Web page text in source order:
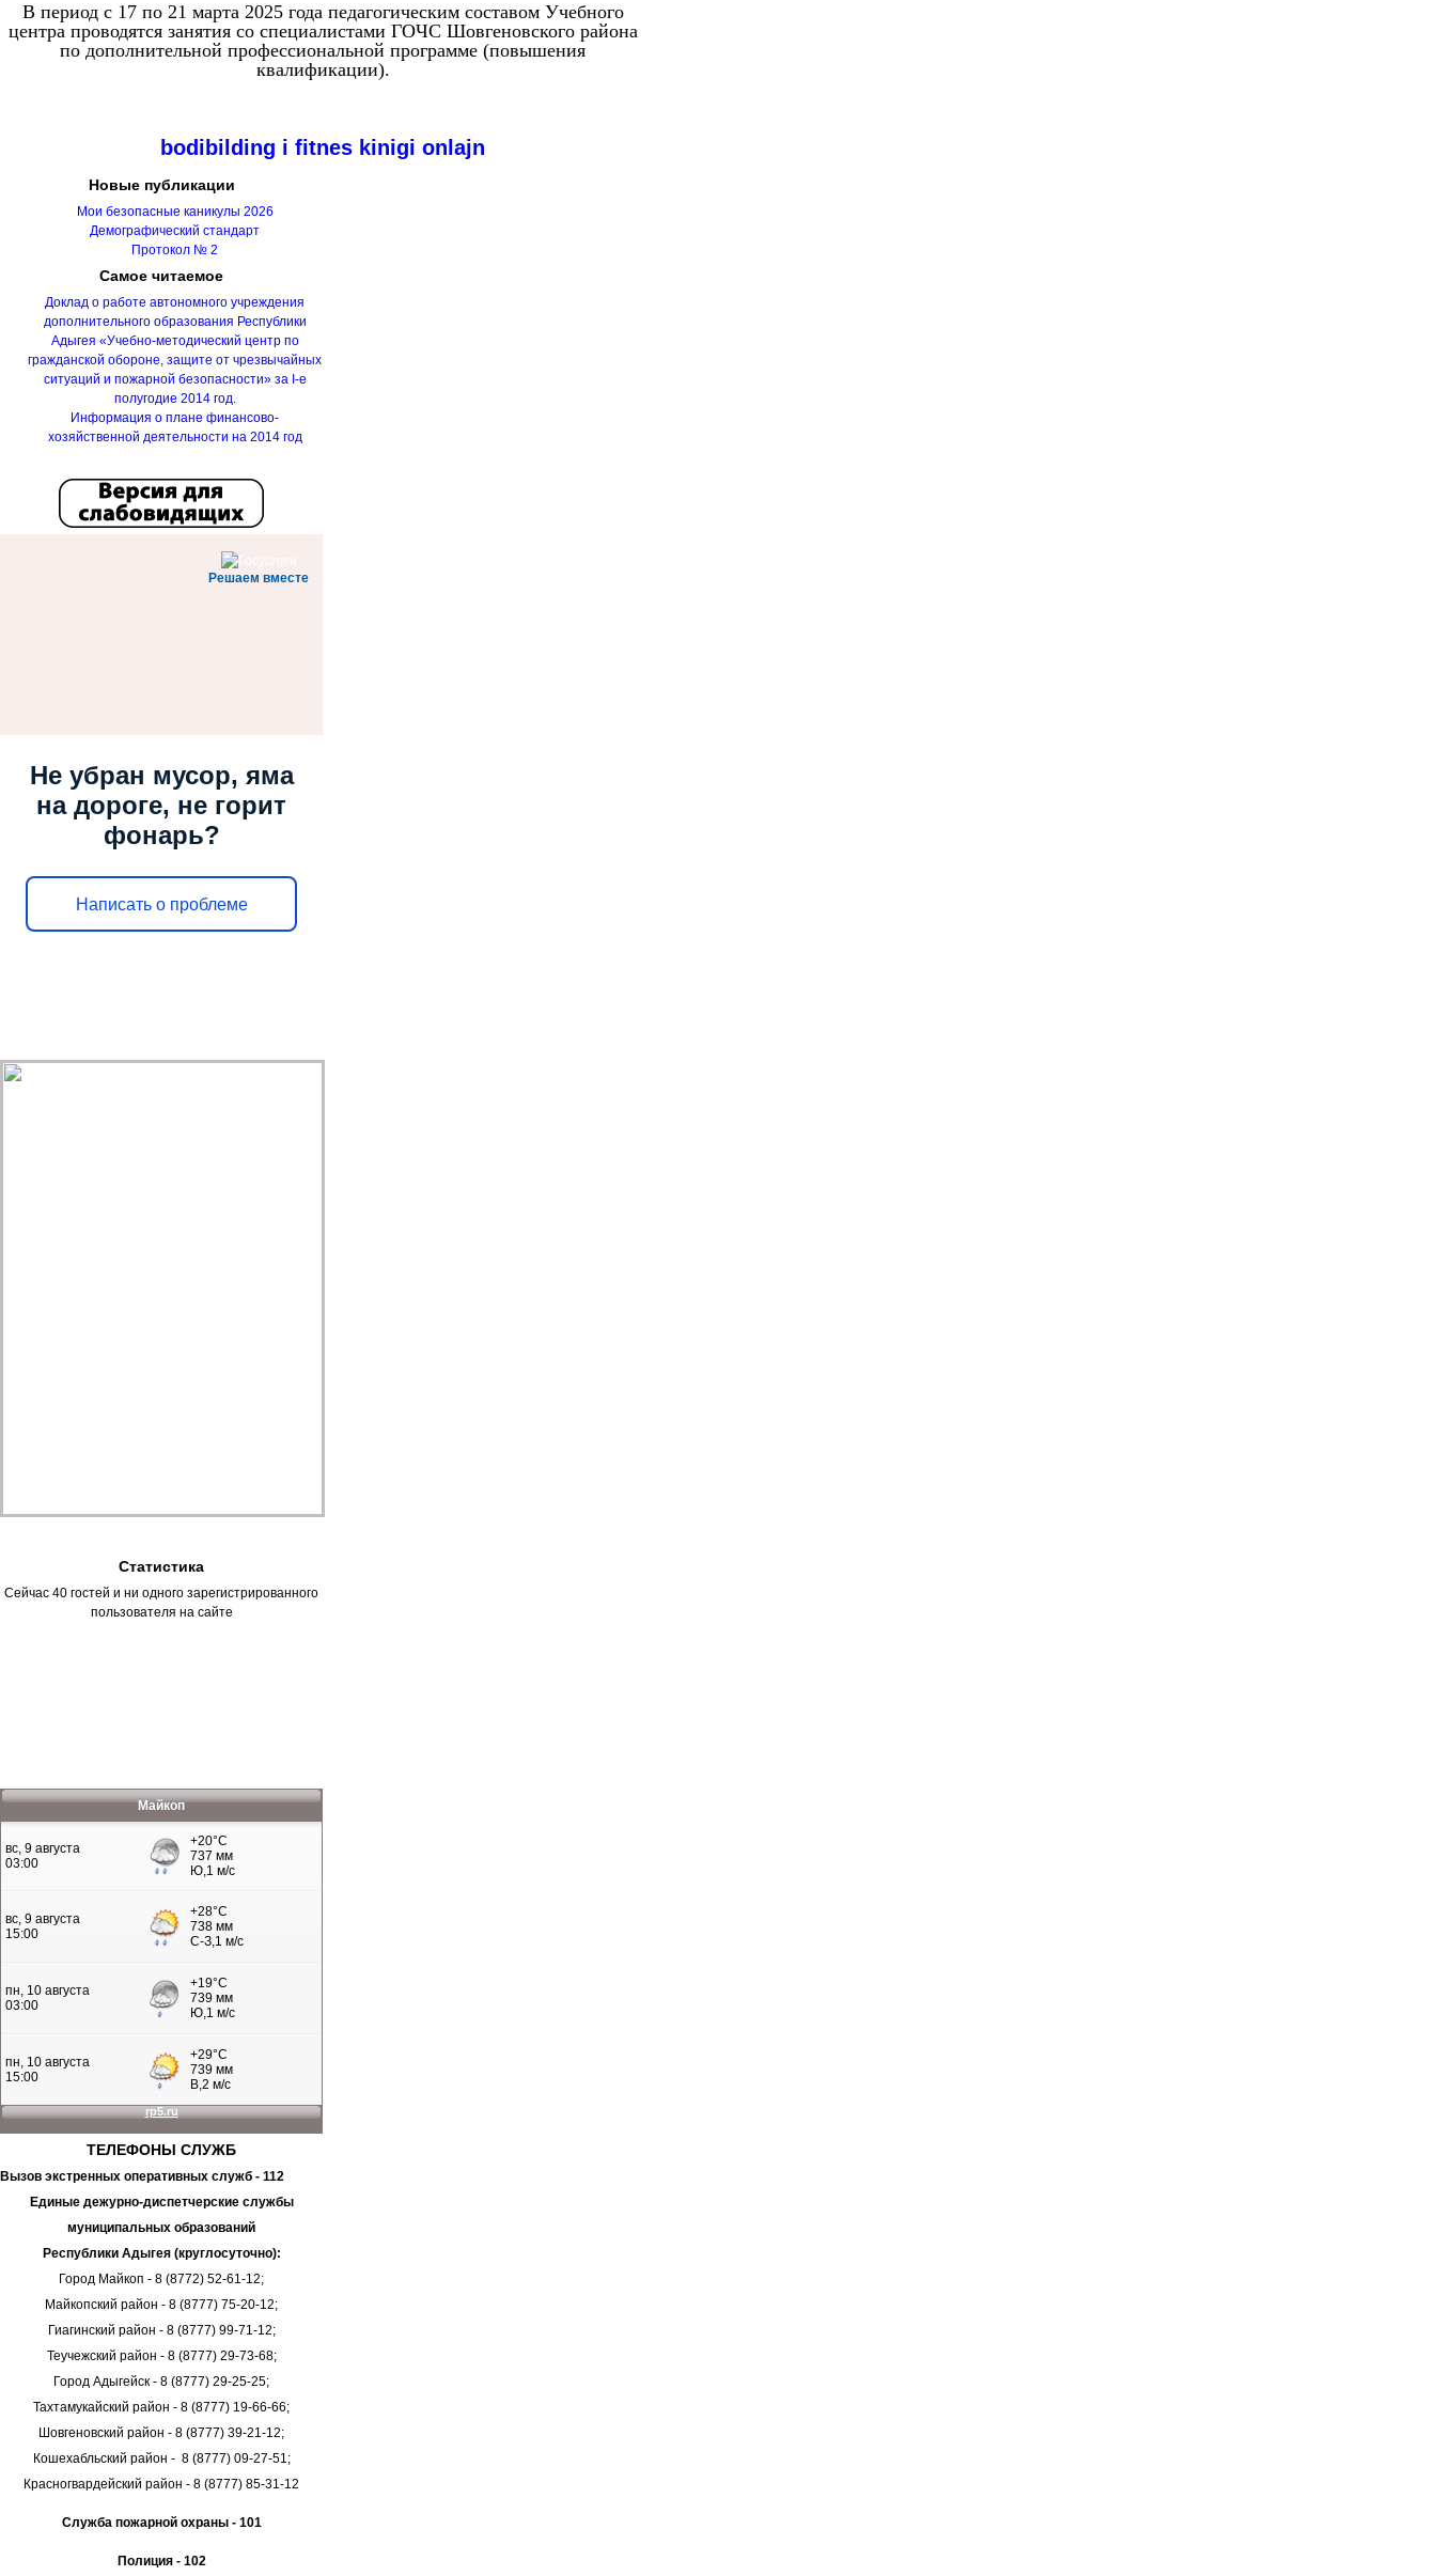
В период с 17 по 21 марта 2025 года педагогическим составом Учебного
центра проводятся занятия со специалистами ГОЧС Шовгеновского района
по дополнительной профессиональной программе (повышения
квалификации).
bodibilding i fitnes kinigi onlajn
Новыепубликации
Мои безопасные каникулы 2026
Демографический стандарт
Протокол № 2
Самое читаемое
Доклад о работе автономного учреждения
дополнительного образования Республики
Адыгея «Учебно-методический центр по
гражданской обороне, защите от чрезвычайных
ситуаций и пожарной безопасности» за I-е
полугодие 2014 год.
Информация о плане финансово-
хозяйственной деятельности на 2014 год
Решаем вместе
Не убран мусор, яма
на дороге, не горит
фонарь?
Написать о проблеме
Статистика
Сейчас 40 гостей и ни одного зарегистрированного
пользователя на сайте
Майкоп
ТЕЛЕФОНЫ СЛУЖБ
Вызов экстренных оперативных служб - 112
Единые дежурно-диспетчерские службы
муниципальных образований
Республики Адыгея (круглосуточно):
Город Майкоп - 8 (8772) 52-61-12;
Майкопский район - 8 (8777) 75-20-12;
Гиагинский район - 8 (8777) 99-71-12;
Теучежский район - 8 (8777) 29-73-68;
Город Адыгейск - 8 (8777) 29-25-25;
Тахтамукайский район - 8 (8777) 19-66-66;
Шовгеновский район - 8 (8777) 39-21-12;
Кошехабльский район - 8 (8777) 09-27-51;
Красногвардейский район - 8 (8777) 85-31-12
Служба пожарной охраны - 101
Полиция - 102